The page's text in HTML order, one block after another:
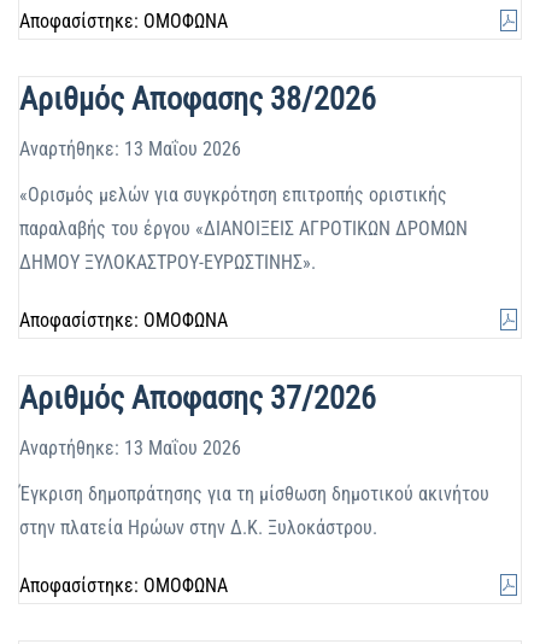
Αποφασίστηκε: ΟΜΟΦΩΝΑ
Αριθμός Αποφασης 38/2026
Αναρτήθηκε: 13 Μαΐου 2026
«Ορισμός μελών για συγκρότηση επιτροπής οριστικής
παραλαβής του έργου «ΔΙΑΝΟΙΞΕΙΣ ΑΓΡΟΤΙΚΩΝ ΔΡΟΜΩΝ
ΔΗΜΟΥ ΞΥΛΟΚΑΣΤΡΟΥ-ΕΥΡΩΣΤΙΝΗΣ».
Αποφασίστηκε: ΟΜΟΦΩΝΑ
Αριθμός Αποφασης 37/2026
Αναρτήθηκε: 13 Μαΐου 2026
Έγκριση δημοπράτησης για τη μίσθωση δημοτικού ακινήτου
στην πλατεία Ηρώων στην Δ.Κ. Ξυλοκάστρου.
Αποφασίστηκε: ΟΜΟΦΩΝΑ